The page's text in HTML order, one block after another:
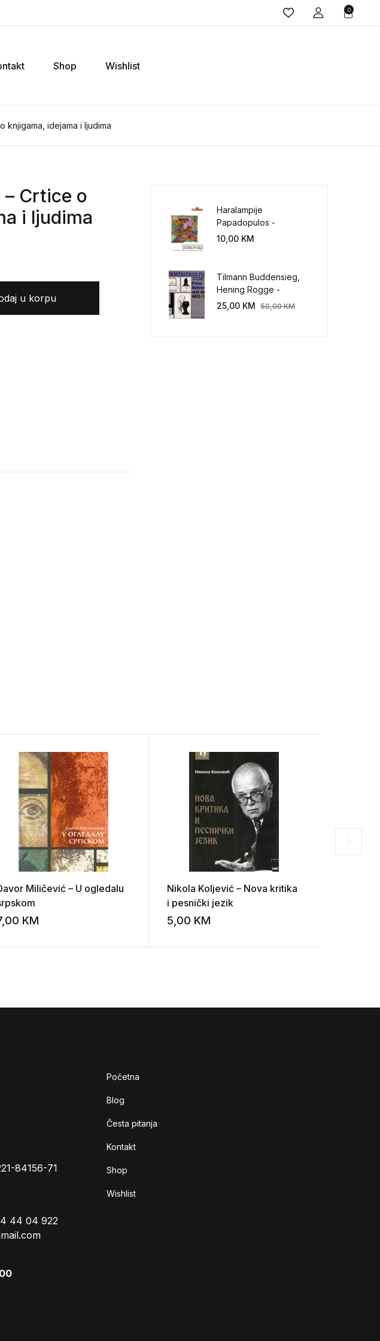
0
Shop Wishlist
knjigama, idejama i ljudima
– Crtice o
i ljudima
u korpu
Haralampije
Papadopulos -
Poverenje: sloboda od
10,00 KM
Tilmann Buddensieg,
Hening Rogge -
Industriekultur: Peter
25,00 KM 50,00KM
Miličević – U ogledalu
KM Add to wishlist
Nikola Koljević – Nova kritika
i pesnički jezik
5,00 KM
84156-71
44 04 922
Početna
Blog
Česta pitanja
Kontakt
Shop
Wishlist